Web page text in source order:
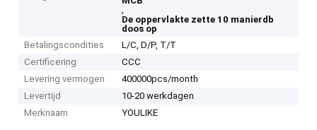
,
De oppervlakte zette 10 manierdb
doos op
Betalingscondities
L/C, D/P, T/T
Certificering
CCC
Levering vermogen
400000pcs/month
Levertijd
10-20 werkdagen
Merknaam
YOULIKE